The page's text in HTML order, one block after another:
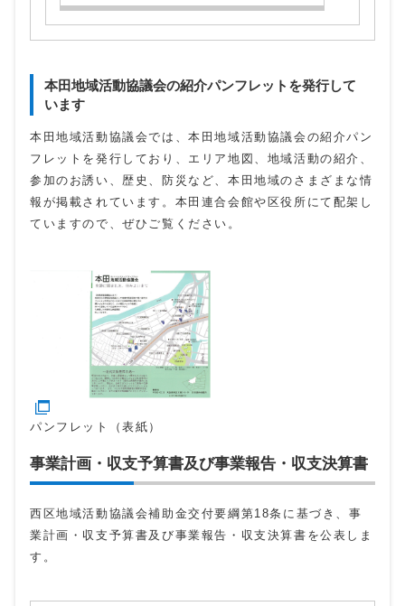
本田地域活動協議会の紹介パンフレットを発行して
います
本田地域活動協議会では、本田地域活動協議会の紹介パン
フレットを発行しており、エリア地図、地域活動の紹介、
参加のお誘い、歴史、防災など、本田地域のさまざまな情
報が掲載されています。本田連合会館や区役所にて配架し
ていますので、ぜひご覧ください。
パンフレット（表紙）
事業計画・収支予算書及び事業報告・収支決算書
西区地域活動協議会補助金交付要綱第18条に基づき、事
業計画・収支予算書及び事業報告・収支決算書を公表しま
す。